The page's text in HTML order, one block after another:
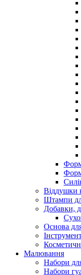
Віддушки
Штампи
Добавки,
Основа
Малювання
Набори
Набори